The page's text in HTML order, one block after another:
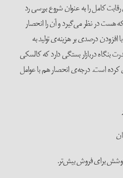
کامل را به عنوان شروع بررسی رد
هست در نظر می‌گیرد و آن را انحصار
افزودن درصدی بر هزینه‌ی تولید به
بنگاه دربازار بستگی دارد که کالسکی
کرده است. درجه‌ی انحصار هم با عوامل
برای فروش بیش‌تر.